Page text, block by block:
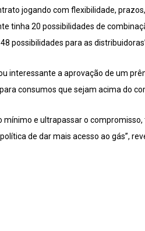
jogando com flexibilidade,
tinha 20 possibilidades de
possibilidades para as
interessante a aprovação de um
consumos que sejam acima do
e ultrapassar o
de dar mais acesso ao gás”,